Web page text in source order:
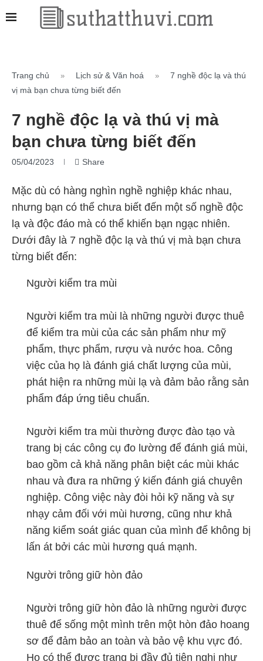
Trang chủ » Lịch sử & Văn hoá »
7 nghề độc lạ và thú
vị mà bạn chưa từng biết đến
7 nghề độc lạ và thú vị mà
bạn chưa từng biết đến
05/04/2023 Share
Mặc dù có hàng nghìn nghề nghiệp khác nhau,
nhưng bạn có thể chưa biết đến một số nghề độc
lạ và độc đáo mà có thể khiến bạn ngạc nhiên.
Dưới đây là 7 nghề độc lạ và thú vị mà bạn chưa
từng biết đến:
Người kiểm tra mùi
Người kiểm tra mùi là những người được thuê
để kiểm tra mùi của các sản phẩm như mỹ
phẩm, thực phẩm, rượu và nước hoa. Công
việc của họ là đánh giá chất lượng của mùi,
phát hiện ra những mùi lạ và đảm bảo rằng sản
phẩm đáp ứng tiêu chuẩn.
Người kiểm tra mùi thường được đào tạo và
trang bị các công cụ đo lường để đánh giá mùi,
bao gồm cả khả năng phân biệt các mùi khác
nhau và đưa ra những ý kiến đánh giá chuyên
nghiệp. Công việc này đòi hỏi kỹ năng và sự
nhạy cảm đối với mùi hương, cũng như khả
năng kiểm soát giác quan của mình để không bị
lấn át bởi các mùi hương quá mạnh.
Người trông giữ hòn đảo
Người trông giữ hòn đảo là những người được
thuê để sống một mình trên một hòn đảo hoang
sơ để đảm bảo an toàn và bảo vệ khu vực đó.
Họ có thể được trang bị đầy đủ tiện nghi như